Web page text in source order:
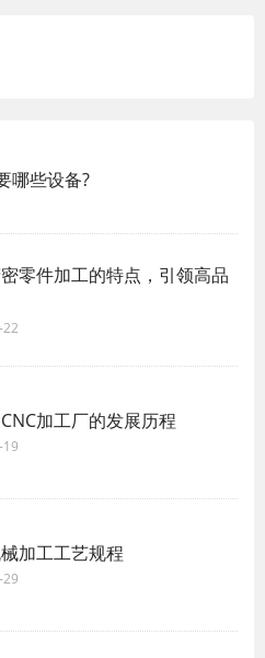
哪些设备?
零件加工的特点，引领高品
加工厂的发展历程
加工工艺规程